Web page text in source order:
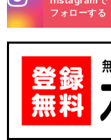
m
フォローする